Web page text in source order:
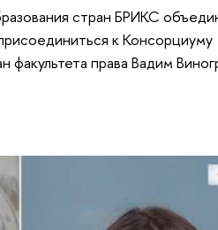
стран БРИКС
к Консорциуму
права Вадим